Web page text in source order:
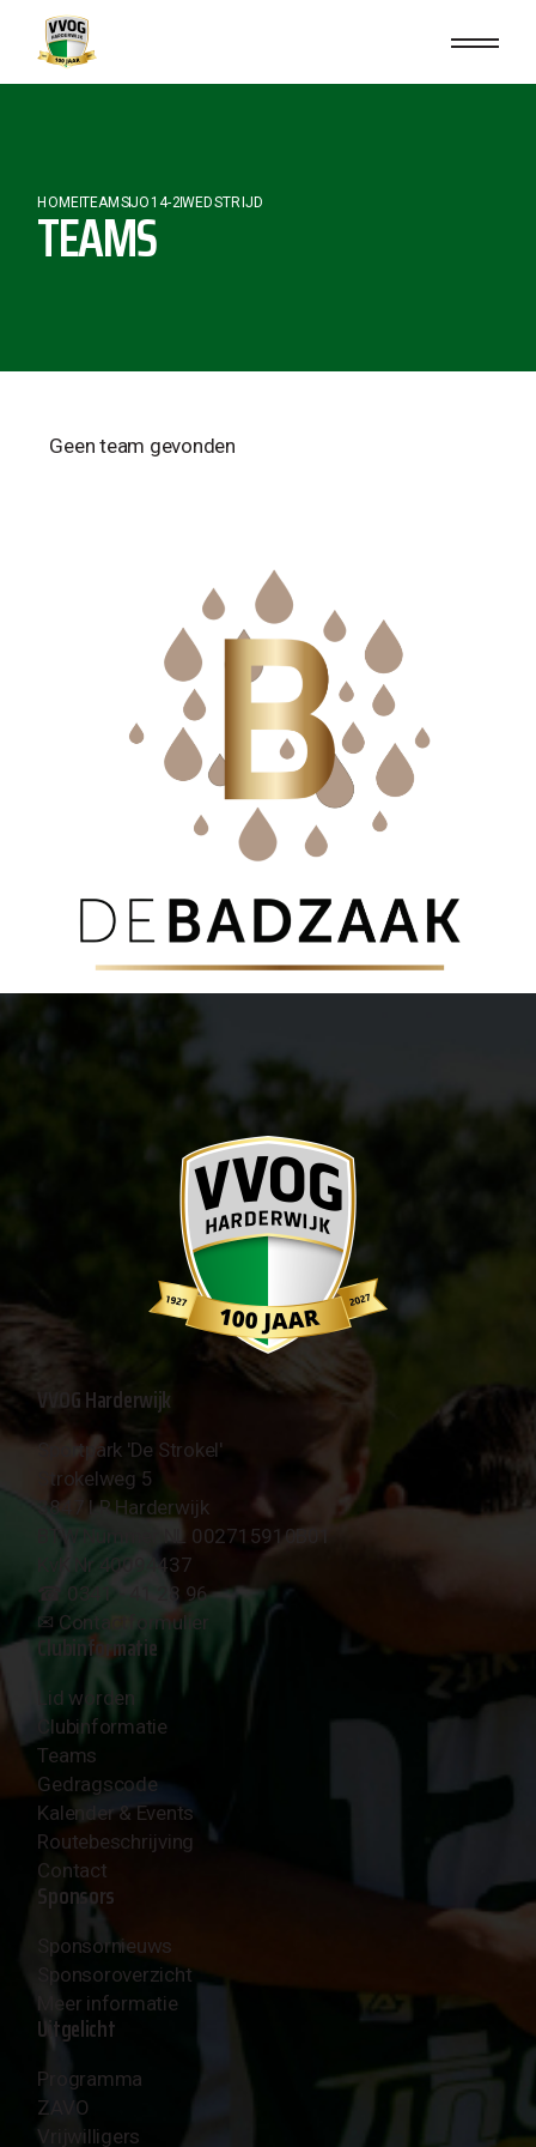
HOMETEAMSJO14-2WEDSTRIJD
TEAMS
Geen team gevonden
VVOG Harderwijk
Sportpark 'De Strokel'
Strokelweg 5
3847 LR Harderwijk
BTW Nummer NL 002715910B01
KvK Nr 40094437
☎︎ 0341 - 41 28 96
✉︎ Contactformulier
Clubinformatie
Lid worden
Clubinformatie
Teams
Gedragscode
Kalender & Events
Routebeschrijving
Contact
Sponsors
Sponsornieuws
Sponsoroverzicht
Meer informatie
Uitgelicht
Programma
ZAVO
Vrijwilligers